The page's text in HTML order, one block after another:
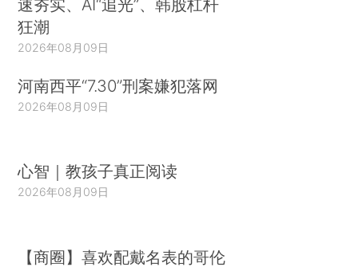
速夯实、AI“追光”、韩股杠杆
狂潮
2026年08月09日
河南西平“7.30”刑案嫌犯落网
2026年08月09日
心智｜教孩子真正阅读
2026年08月09日
【商圈】喜欢配戴名表的哥伦